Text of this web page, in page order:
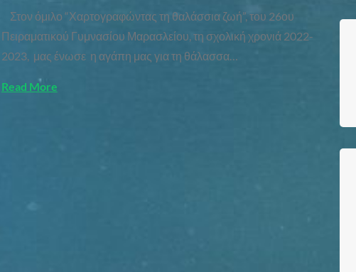
Στον όμιλο “Χαρτογραφώντας τη θαλάσσια ζωή”, του 26ου
Πειραματικού Γυμνασίου Μαρασλείου, τη σχολική χρονιά 2022-
2023, μας ένωσε η αγάπη μας για τη θάλασσα…
Read More